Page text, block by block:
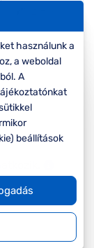
használunk a
a weboldal
A
beállítások